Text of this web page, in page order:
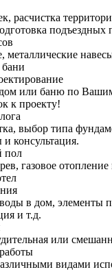
расчистка
подъездных
металлические
или баню по
к проекту!
выбор типа
консультация.
пол
газовое отопление
в дом, элементы
и т.д.
или
видами